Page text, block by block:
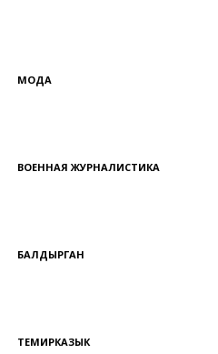
МОДА
ВОЕННАЯ ЖУРНАЛИСТИКА
БАЛДЫРГАН
ТЕМИРКАЗЫК